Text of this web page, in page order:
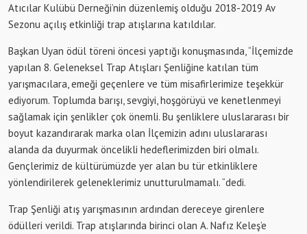
Atıcılar Kulübü Derneği’nin düzenlemiş olduğu 2018-2019 Av
Sezonu açılış etkinliği trap atışlarına katıldılar.
Başkan Uyan ödül töreni öncesi yaptığı konuşmasında, “İlçemizde
yapılan 8. Geleneksel Trap Atışları Şenliğine katılan tüm
yarışmacılara, emeği geçenlere ve tüm misafirlerimize teşekkür
ediyorum. Toplumda barışı, sevgiyi, hoşgörüyü ve kenetlenmeyi
sağlamak için şenlikler çok önemli. Bu şenliklere uluslararası bir
boyut kazandırarak marka olan İlçemizin adını uluslararası
alanda da duyurmak öncelikli hedeflerimizden biri olmalı.
Gençlerimiz de kültürümüzde yer alan bu tür etkinliklere
yönlendirilerek geleneklerimiz unutturulmamalı. “dedi.
Trap Şenliği atış yarışmasının ardından dereceye girenlere
ödülleri verildi. Trap atışlarında birinci olan A. Nafız Keleş’e